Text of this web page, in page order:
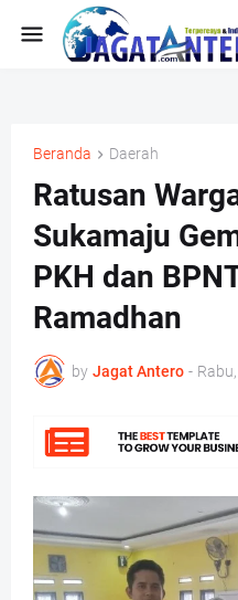
Beranda Daerah
Ratusan
Sukamaju
PKH dan
Ramadhan
by Jagat Antero -